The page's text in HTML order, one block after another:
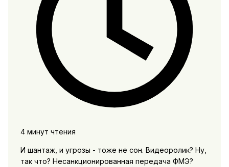
4 минут чтения
И шантаж, и угрозы - тоже не сон. Видеоролик? Ну,
так что? Несанкционированная передача ФМЭ?